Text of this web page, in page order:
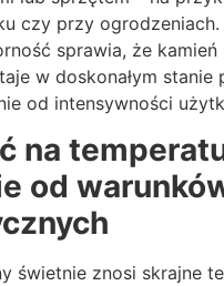
czy przy ogrodzeniach.
sprawia, że kamień
w doskonałym stanie
od intensywności
na
od
świetnie znosi skrajne